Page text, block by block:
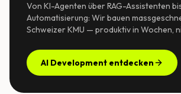
Von KI-Agenten über RAG-Assistenten
Automatisierung: Wir bauen
Schweizer KMU — produktiv in Wochen,
AI Development entdecken